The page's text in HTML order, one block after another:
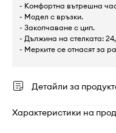
- Комфортна вътрешна
- Модел с връзки.
- Закопчаване с цип.
- Дължина на стелката:
- Мерките се отнасят за
Детайли за
Характеристики на